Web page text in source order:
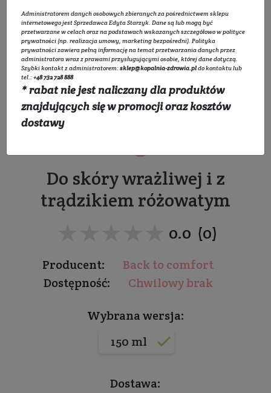
Micelarna pianka do
mycia twarzy Pyretrin-D
Do skóry wrażliwej i z
trądzikiem różowatym
0.0 (0)
Producent:
Back to comfort
Dostępność:
Chwilowy brak
Wybrana wersja:
150 ml
Dostawa:
Administratorem danych osobowych zbieranych za pośrednictwem sklepu
internetowego jest Sprzedawca Edyta Starzyk. Dane są lub mogą być
przetwarzane w celach oraz na podstawach wskazanych szczegółowo wpolityce
prywatności (np. realizacja umowy, marketing bezpośredni). Polityka
prywatnościzawiera pełną informację na temat przetwarzania danych przez
administratora wraz z prawami przysługującymi osobie, której dane dotyczą.
Szybki kontakt z administratorem:sklep@kopalnia-zdrowia.pldo kontaktu lub
tel.:+48 732 728 888
* rabat nie jest naliczany dla produktów
znajdujących się w promocji oraz kosztów
dostawy